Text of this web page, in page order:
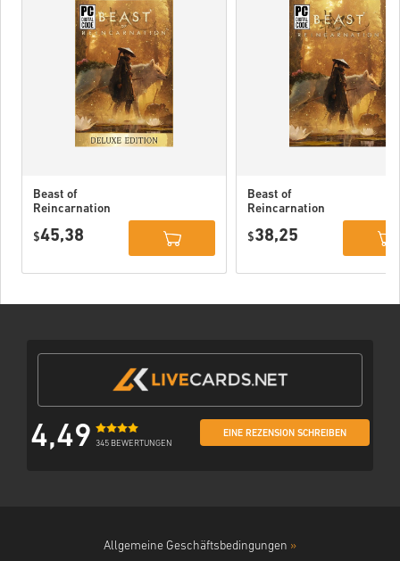
Beast of
Reincarnation
PC (STEAM)
$45,38
Beast of
Reincarnation
$38,25
4,49 345 BEWERTUNGEN
EINE REZENSION SCHREIBEN
Allgemeine Geschäftsbedingungen »